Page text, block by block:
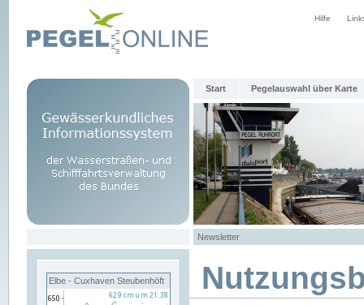
Hilfe
Start Pegelauswahl über Karte
Newsletter
Elbe - Cuxhaven Steubenhöft